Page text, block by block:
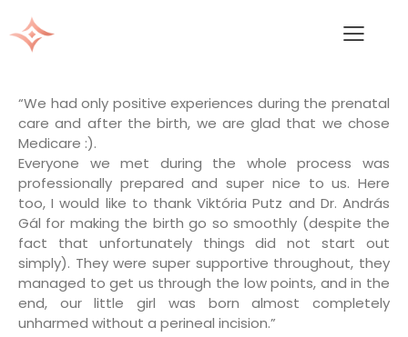
“We had only positive experiences during the prenatal
care and after the birth, we are glad that we chose
Medicare :).
Everyone we met during the whole process was
professionally prepared and super nice to us. Here
too, I would like to thank Viktória Putz and Dr. András
Gál for making the birth go so smoothly (despite the
fact that unfortunately things did not start out
simply). They were super supportive throughout, they
managed to get us through the low points, and in the
end, our little girl was born almost completely
unharmed without a perineal incision.”